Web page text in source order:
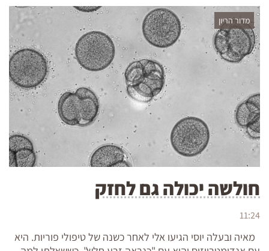
מדור הריון
חולשה יכולה גם לחזק
11:24
מאיה ובעלה יוסי הגיעו אלי לאחר כשנה של טיפולי פוריות. היא